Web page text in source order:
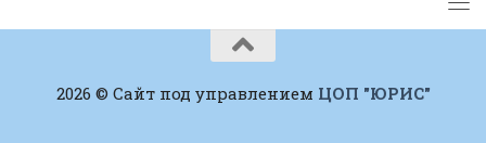
2026 © Сайт под управлением ЦОП "ЮРИС"